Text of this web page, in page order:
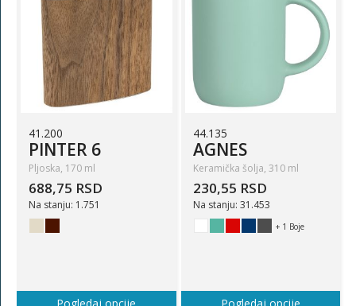
41.200
PINTER 6
Pljoska, 170 ml
688,75 RSD
Na stanju: 1.751
44.135
AGNES
Keramička šolja, 310 ml
230,55 RSD
Na stanju: 31.453
+ 1 Boje